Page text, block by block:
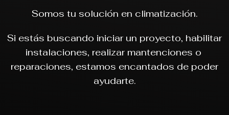
Somos tu solución en climatización.
Si estás buscando iniciar un proyecto, habilitar
instalaciones, realizar mantenciones o
reparaciones, estamos encantados de poder
ayudarte.